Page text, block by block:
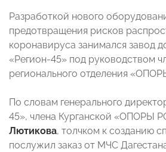
Разработкой нового
предотвращения рисков
коронавируса занимался завод
«Регион-45» под руководством
регионального отделения
По словам генерального
45», члена Курганской «ОПОРЫ
Лютикова, толчком к созданию
послужил заказ от МЧС